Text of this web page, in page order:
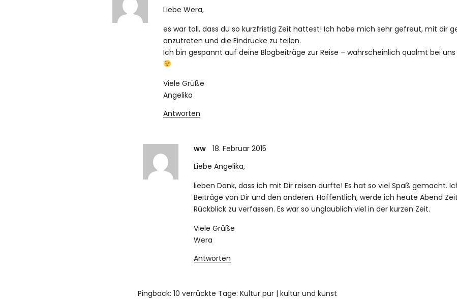
Liebe Wera,
es war toll, dass du so kurzfristig Zeit hattest! Ich habe mich sehr gefreut, mit dir
anzutreten und die Eindrücke zu teilen.
Ich bin gespannt auf deine Blogbeiträge zur Reise – wahrscheinlich qualmt bei
Viele Grüße
Angelika
Antworten
ww
18. Februar 2015
Liebe Angelika,
lieben Dank, dass ich mit Dir reisen durfte! Es hat so viel Spaß gemacht.
Beiträge von Dir und den anderen. Hoffentlich, werde ich heute Abend
Rückblick zu verfassen. Es war so unglaublich viel in der kurzen Zeit.
Viele Grüße
Wera
Antworten
Pingback:10 verrückte Tage: Kultur pur | kultur und kunst